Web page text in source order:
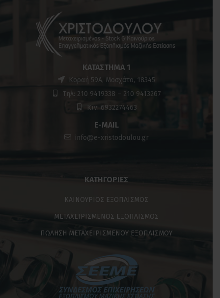
ΚΑΤΆΣΤΗΜΑ 1
Κοραή 59Α, Μοσχάτο, 18345
Τηλ: 210 9419338 – 210 9413267
Κιν: 6932274463
E-MAIL
info@e-xristodoulou.gr
ΚΑΤΗΓΟΡΊΕΣ
ΚΑΙΝΟΥΡΙΟΣ ΕΞΟΠΛΙΣΜΟΣ
ΜΕΤΑΧΕΙΡΙΣΜΕΝΟΣ ΕΞΟΠΛΙΣΜΟΣ
ΠΩΛΗΣΗ ΜΕΤΑΧΕΙΡΙΣΜΕΝΟΥ ΕΞΟΠΛΙΣΜΟΥ